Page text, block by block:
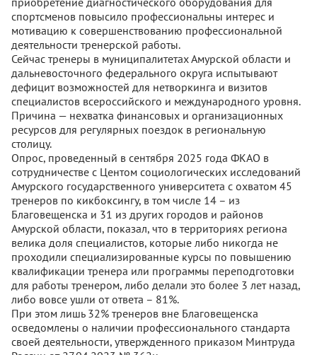
спортсменов повысило профессиональны интерес и
мотивацию к совершенствованию профессиональной
деятельности тренерской работы.
Сейчас тренеры в муниципалитетах Амурской области и
дальневосточного федерального округа испытывают
дефицит возможностей для нетворкинга и визитов
специалистов всероссийского и международного уровня.
Причина — нехватка финансовых и организационных
ресурсов для регулярных поездок в региональную
столицу.
Опрос, проведенный в сентября 2025 года ФКАО в
сотрудничестве с Центом социологических исследований
Амурского государственного университета с охватом 45
тренеров по кикбоксингу, в том числе 14 – из
Благовещенска и 31 из других городов и районов
Амурской области, показал, что в территориях региона
велика доля специалистов, которые либо никогда не
проходили специализированные курсы по повышению
квалификации тренера или программы переподготовки
для работы тренером, либо делали это более 3 лет назад,
либо вовсе ушли от ответа – 81%.
При этом лишь 32% тренеров вне Благовещенска
осведомлены о наличии профессионального стандарта
своей деятельности, утвержденного приказом Минтруда